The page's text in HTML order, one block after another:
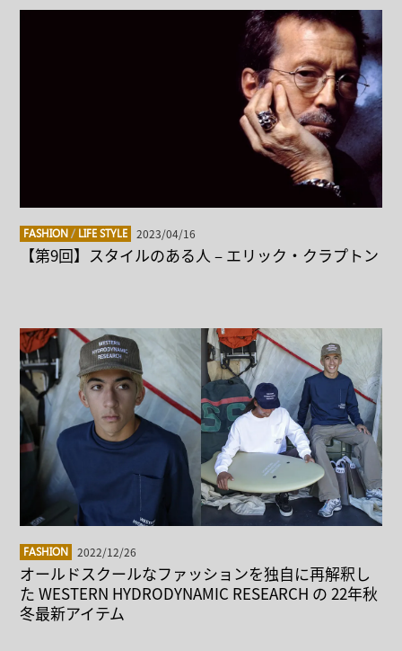
FASHION / LIFE STYLE 2023/04/16
【第9回】スタイルのある人 – エリック・クラプトン
FASHION 2022/12/26
オールドスクールなファッションを独自に再解釈し
た WESTERN HYDRODYNAMIC RESEARCH の 22年秋
冬最新アイテム